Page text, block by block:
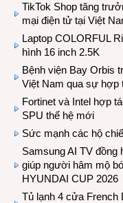
TikTok Shop tăng
mại điện tử tại Việt
Laptop COLORFUL
hình 16 inch 2.5K
Bệnh viện Bay Orbis
Việt Nam qua sự hợp
Fortinet và Intel hợp
SPU thế hệ mới
Sức mạnh các hộ
Samsung AI TV đồng
giúp người hâm mộ
HYUNDAI CUP 2026
Tủ lạnh 4 cửa French